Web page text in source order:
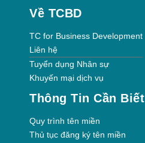
Về TCBD
TC for Business Development
Liên hệ
Tuyển dụng Nhân sự
Khuyến mại dịch vụ
Thông Tin Cần Biết
Quy trình tên miền
Thủ tục đăng ký tên miền